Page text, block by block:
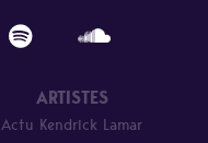
ARTISTES
Actu Kendrick Lamar